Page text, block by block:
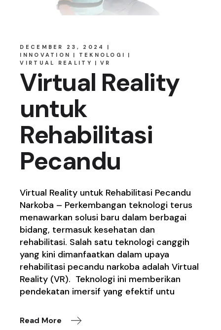
DECEMBER 23, 2024
INNOVATION
TEKNOLOGI
VIRTUAL REALITY
VR
Virtual Reality
untuk
Rehabilitasi
Pecandu
Virtual Reality untuk Rehabilitasi Pecandu
Narkoba – Perkembangan teknologi terus
menawarkan solusi baru dalam berbagai
bidang, termasuk kesehatan dan
rehabilitasi. Salah satu teknologi canggih
yang kini dimanfaatkan dalam upaya
rehabilitasi pecandu narkoba adalah Virtual
Reality (VR). Teknologi ini memberikan
pendekatan imersif yang efektif untu
Read More